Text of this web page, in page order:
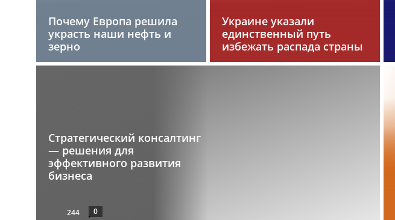
Почему Европа решила
украсть наши нефть и
зерно
Украине указали
единственный путь
избежать распада страны
Стратегический консалтинг
— решения для
эффективного развития
бизнеса
244 0